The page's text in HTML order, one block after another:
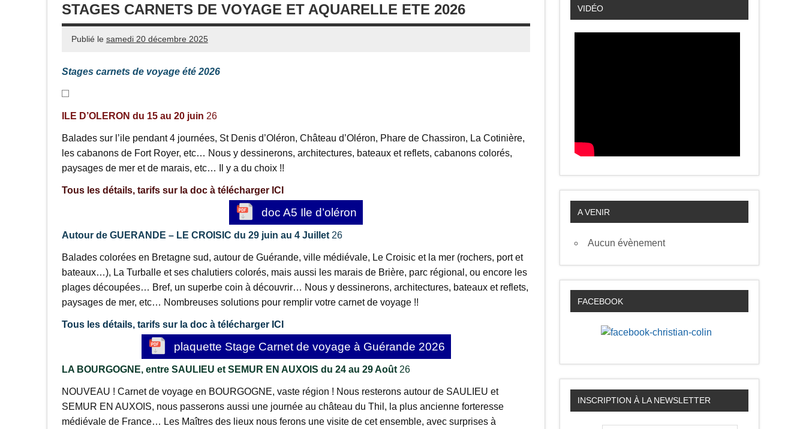
STAGES CARNETS DE VOYAGE ET AQUARELLE ETE 2026
Publié le samedi 20 décembre 2025
Stages carnets de voyage été 2026
ILE D’OLERON du 15 au 20 juin 26
Balades sur l’ile pendant 4 journées, St Denis d’Oléron, Château d’Oléron, Phare de Chassiron, La Cotinière,
les cabanons de Fort Royer, etc… Nous y dessinerons, architectures, bateaux et reflets, cabanons colorés,
paysages de mer et de marais, etc… Il y a du choix !!
Tous les détails, tarifs sur la doc à télécharger ICI
doc A5 Ile d’oléron
Autour de GUERANDE – LE CROISIC du 29 juin au 4 Juillet26
Balades colorées en Bretagne sud, autour de Guérande, ville médiévale, Le Croisic et la mer (rochers, port et
bateaux…), La Turballe et ses chalutiers colorés, mais aussi les marais de Brière, parc régional, ou encore les
plages découpées… Bref, un superbe coin à découvrir… Nous y dessinerons, architectures, bateaux et reflets,
paysages de mer, etc… Nombreuses solutions pour remplir votre carnet de voyage !!
Tous les détails, tarifs sur la doc à télécharger ICI
plaquette Stage Carnet de voyage à Guérande 2026
LA BOURGOGNE, entre SAULIEU et SEMUR EN AUXOIS du 24 au 29 Août26
NOUVEAU ! Carnet de voyage en BOURGOGNE, vaste région ! Nous resterons autour de SAULIEU et
SEMUR EN AUXOIS, nous passerons aussi une journée au château du Thil, la plus ancienne forteresse
médiévale de France… Les Maîtres des lieux nous ferons une visite de cet ensemble, avec surprises à
VIDÉO
A VENIR
Aucun évènement
FACEBOOK
INSCRIPTION À LA NEWSLETTER